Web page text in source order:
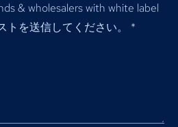
& wholesalers with white label
トを送信してください。 *